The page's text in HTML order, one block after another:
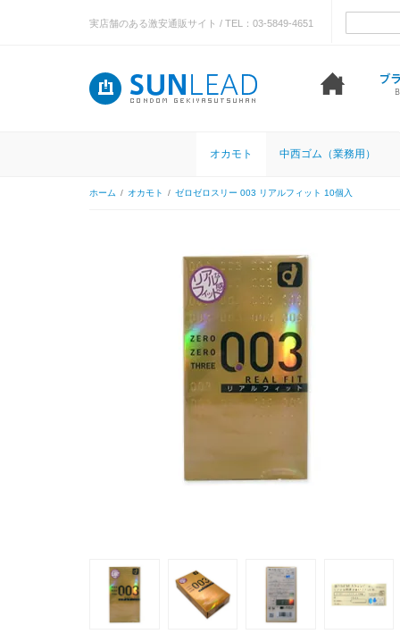
実店舗のある激安通販サイト / TEL：03-5849-4651
オカモト 中西ゴム（業務用）
ホーム / オカモト / ゼロゼロスリー 003 リアルフィット 10個入